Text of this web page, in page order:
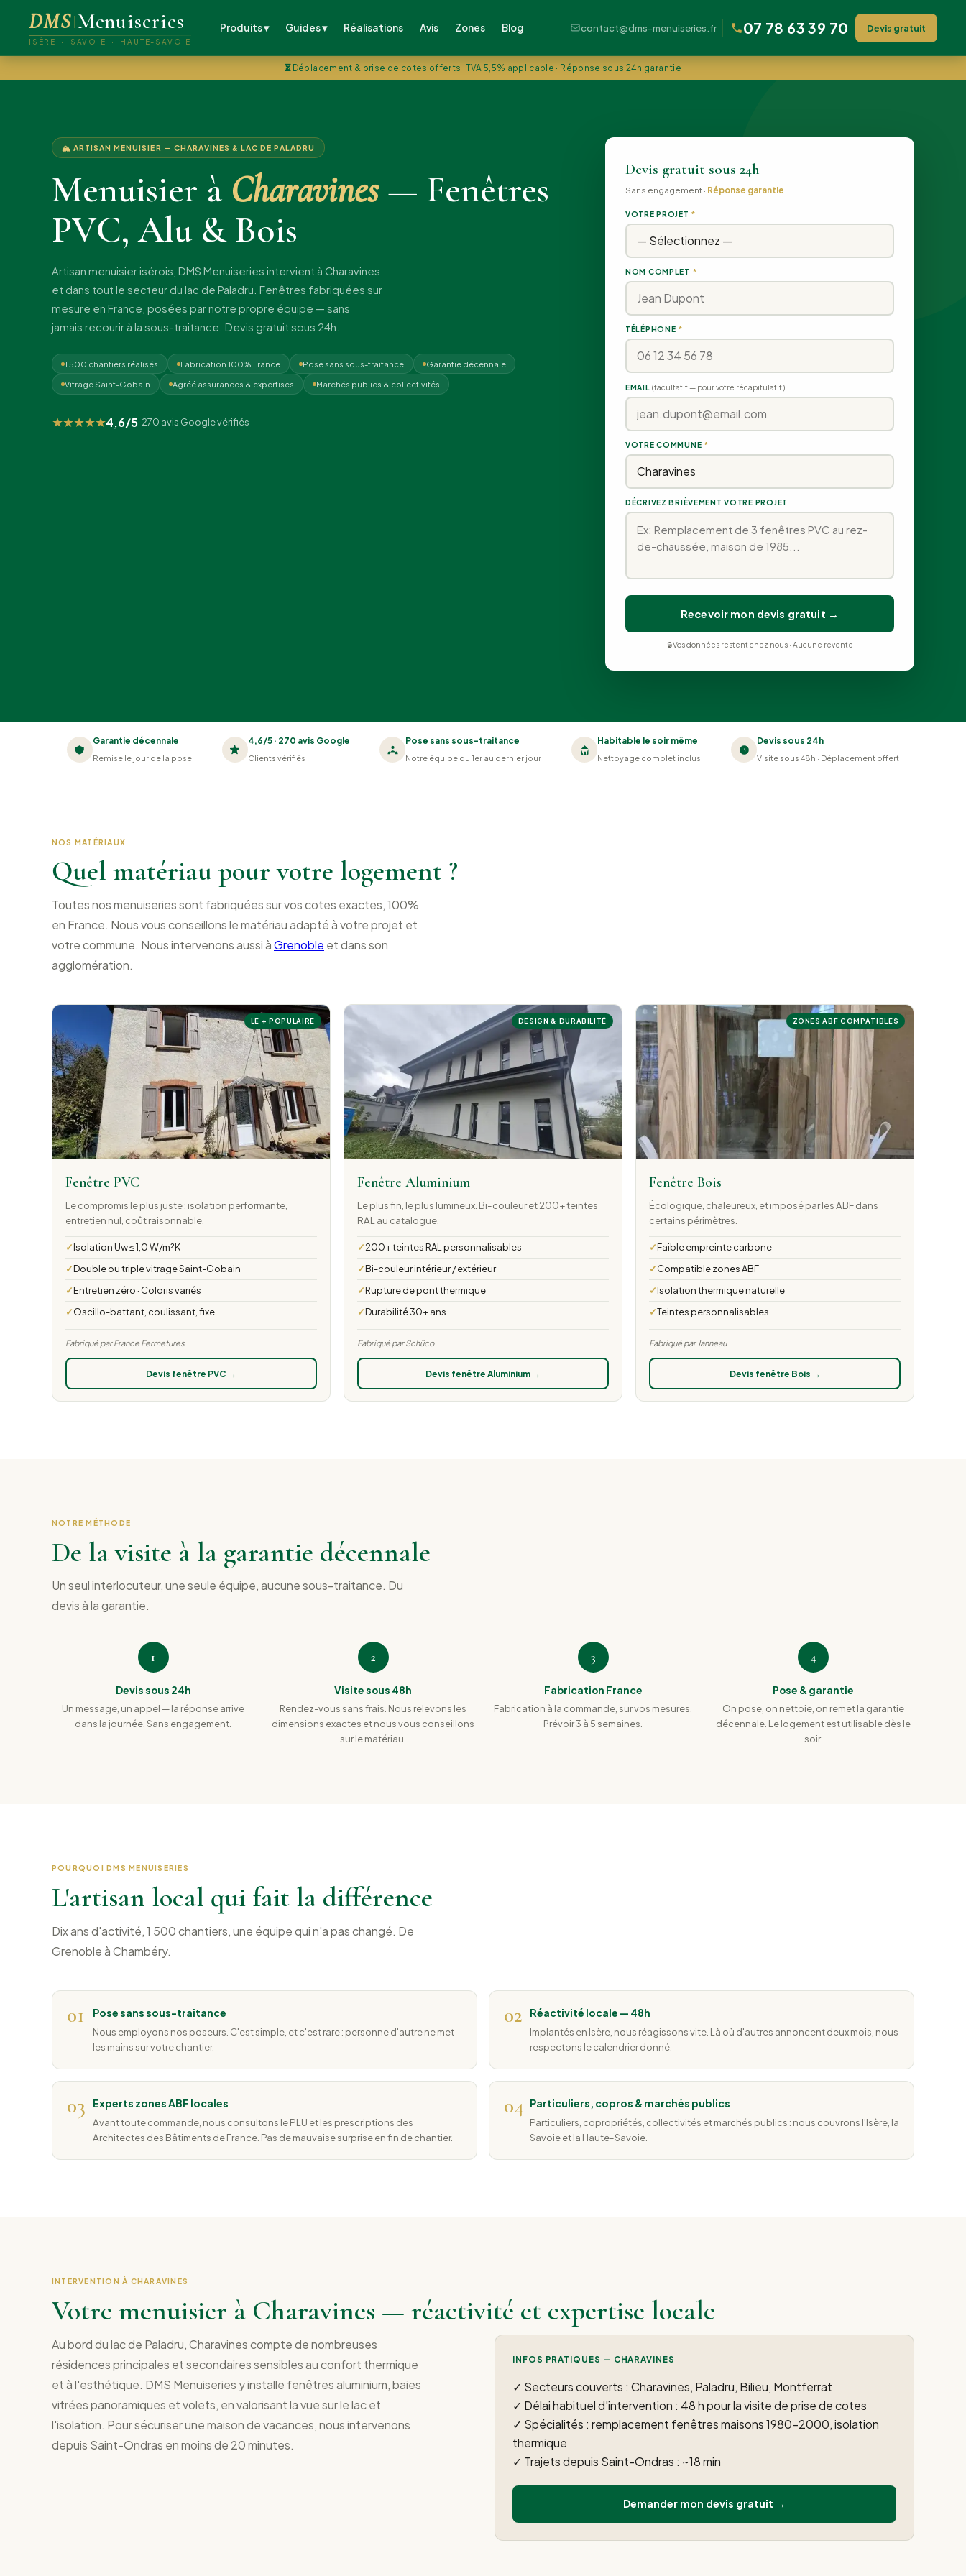
DMS Menuiseries
ISÈRE · SAVOIE · HAUTE-SAVOIE
Produits ▾ Guides ▾ Réalisations Avis Zones Blog contact@dms-menuiseries.fr 07 78 63 39 70 Devis gratuit
⏳ Déplacement & prise de cotes offerts · TVA 5,5% applicable · Réponse sous 24h garantie
🏔 ARTISAN MENUISIER — CHARAVINES & LAC DE PALADRU
Menuisier à Charavines— Fenêtres
PVC, Alu & Bois
Artisan menuisier isérois, DMS Menuiseries intervient à Charavines
et dans tout le secteur du lac de Paladru. Fenêtres fabriquées sur
mesure en France, posées par notre propre équipe — sans
jamais recourir à la sous-traitance. Devis gratuit sous 24h.
1 500 chantiers réalisés Fabrication 100% France Pose sans sous-traitance Garantie décennale
Vitrage Saint-Gobain Agréé assurances & expertises Marchés publics & collectivités
★★★★★4,6/5· 270 avis Google vérifiés
Devis gratuit sous 24h
Sans engagement · Réponse garantie
VOTRE PROJET *
NOM COMPLET *
TÉLÉPHONE *
EMAIL(facultatif — pour votre récapitulatif)
VOTRE COMMUNE *
DÉCRIVEZ BRIÈVEMENT VOTRE PROJET
Recevoir mon devis gratuit →
🔒 Vos données restent chez nous · Aucune revente
Garantie décennale
Remise le jour de la pose
4,6/5 · 270 avis Google
Clients vérifiés
Pose sans sous-traitance
Notre équipe du 1er au dernier jour
Habitable le soir même
Nettoyage complet inclus
Devis sous 24h
Visite sous 48h · Déplacement offert
NOS MATÉRIAUX
Quel matériau pour votre logement ?
Toutes nos menuiseries sont fabriquées sur vos cotes exactes, 100%
en France. Nous vous conseillons le matériau adapté à votre projet et
votre commune. Nous intervenons aussi àGrenoble et dans son
agglomération.
LE + POPULAIRE
Fenêtre PVC
Le compromis le plus juste : isolation performante,
entretien nul, coût raisonnable.
Isolation Uw ≤ 1,0 W/m²K
Double ou triple vitrage Saint-Gobain
Entretien zéro · Coloris variés
Oscillo-battant, coulissant, fixe
Fabriqué par France Fermetures
Devis fenêtre PVC →
DESIGN & DURABILITÉ
Fenêtre Aluminium
Le plus fin, le plus lumineux. Bi-couleur et 200+ teintes
RAL au catalogue.
200+ teintes RAL personnalisables
Bi-couleur intérieur / extérieur
Rupture de pont thermique
Durabilité 30+ ans
Fabriqué par Schüco
Devis fenêtre Aluminium →
ZONES ABF COMPATIBLES
Fenêtre Bois
Écologique, chaleureux, et imposé par les ABF dans
certains périmètres.
Faible empreinte carbone
Compatible zones ABF
Isolation thermique naturelle
Teintes personnalisables
Fabriqué par Janneau
Devis fenêtre Bois →
NOTRE MÉTHODE
De la visite à la garantie décennale
Un seul interlocuteur, une seule équipe, aucune sous-traitance. Du
devis à la garantie.
1
Devis sous 24h
Un message, un appel — la réponse arrive
dans la journée. Sans engagement.
2
Visite sous 48h
Rendez-vous sans frais. Nous relevons les
dimensions exactes et nous vous conseillons
sur le matériau.
3
Fabrication France
Fabrication à la commande, sur vos mesures.
Prévoir 3 à 5 semaines.
4
Pose & garantie
On pose, on nettoie, on remet la garantie
décennale. Le logement est utilisable dès le
soir.
POURQUOI DMS MENUISERIES
L'artisan local qui fait la différence
Dix ans d'activité, 1 500 chantiers, une équipe qui n'a pas changé. De
Grenoble à Chambéry.
01
Pose sans sous-traitance
Nous employons nos poseurs. C'est simple, et c'est rare : personne d'autre ne met
les mains sur votre chantier.
02
Réactivité locale — 48h
Implantés en Isère, nous réagissons vite. Là où d'autres annoncent deux mois, nous
respectons le calendrier donné.
03
Experts zones ABF locales
Avant toute commande, nous consultons le PLU et les prescriptions des
Architectes des Bâtiments de France. Pas de mauvaise surprise en fin de chantier.
04 Particuliers, copros & marchés publics
Particuliers, copropriétés, collectivités et marchés publics : nous couvrons l'Isère, la
Savoie et la Haute-Savoie.
INTERVENTION À CHARAVINES
Votre menuisier à Charavines — réactivité et expertise locale
Au bord du lac de Paladru, Charavines compte de nombreuses
résidences principales et secondaires sensibles au confort thermique
et à l'esthétique. DMS Menuiseries y installe fenêtres aluminium, baies
vitrées panoramiques et volets, en valorisant la vue sur le lac et
l'isolation. Pour sécuriser une maison de vacances, nous intervenons
depuis Saint-Ondras en moins de 20 minutes.
INFOS PRATIQUES — CHARAVINES
✓ Secteurs couverts : Charavines, Paladru, Bilieu, Montferrat
✓ Délai habituel d'intervention : 48 h pour la visite de prise de cotes
✓ Spécialités : remplacement fenêtres maisons 1980–2000, isolation
thermique
✓ Trajets depuis Saint-Ondras : ~18 min
Demander mon devis gratuit →